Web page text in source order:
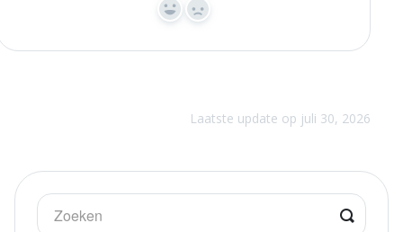
Yes No
Laatste update op juli 30, 2026